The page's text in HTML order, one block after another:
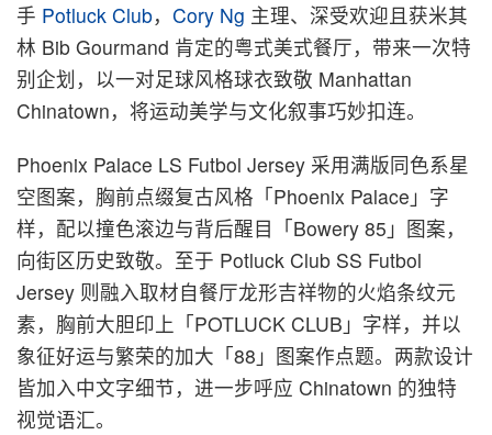
手 Potluck Club， Cory Ng 主理、深受欢迎且获米其
林 Bib Gourmand 肯定的粤式美式餐厅，带来一次特
别企划，以一对足球风格球衣致敬 Manhattan
Chinatown，将运动美学与文化叙事巧妙扣连。
Phoenix Palace LS Futbol Jersey 采用满版同色系星
空图案，胸前点缀复古风格「Phoenix Palace」字
样，配以撞色滚边与背后醒目「Bowery 85」图案，
向街区历史致敬。至于 Potluck Club SS Futbol
Jersey 则融入取材自餐厅龙形吉祥物的火焰条纹元
素，胸前大胆印上「POTLUCK CLUB」字样，并以
象征好运与繁荣的加大「88」图案作点题。两款设计
皆加入中文字细节，进一步呼应 Chinatown 的独特
视觉语汇。